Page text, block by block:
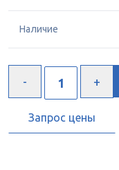
Наличие
Запрос цены